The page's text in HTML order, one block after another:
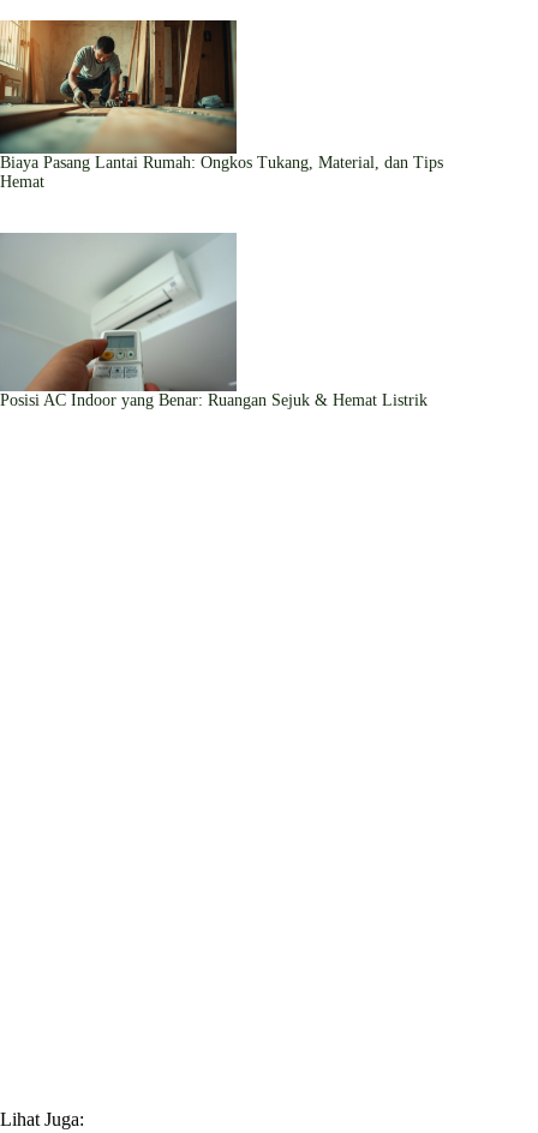
Biaya Pasang Lantai Rumah: Ongkos Tukang, Material, dan Tips
Hemat
Posisi AC Indoor yang Benar: Ruangan Sejuk & Hemat Listrik
Lihat Juga: